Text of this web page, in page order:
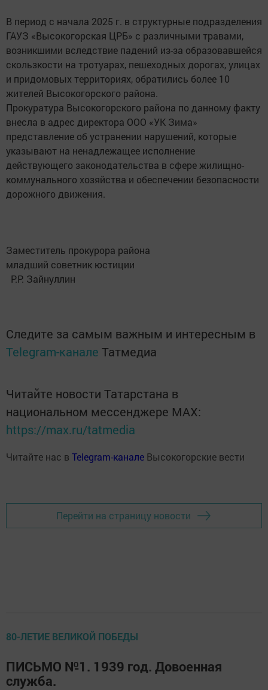
В период с начала 2025 г. в структурные подразделения
ГАУЗ «Высокогорская ЦРБ» с различными травами,
возникшими вследствие падений из-за образовавшейся
скользкости на тротуарах, пешеходных дорогах, улицах
и придомовых территориях, обратились более 10
жителей Высокогорского района.
Прокуратура Высокогорского района по данному факту
внесла в адрес директора ООО «УК Зима»
представление об устранении нарушений, которые
указывают на ненадлежащее исполнение
действующего законодательства в сфере жилищно-
коммунального хозяйства и обеспечении безопасности
дорожного движения.
Заместитель прокурора района
младший советник юстиции
Р.Р. Зайнуллин
Следите за самым важным и интересным в
Telegram-канале Татмедиа
Читайте новости Татарстана в
национальном мессенджере MАХ:
https://max.ru/tatmedia
Читайте нас в Telegram-канале Высокогорские вести
Перейти на страницу новости
80-ЛЕТИЕ ВЕЛИКОЙ ПОБЕДЫ
ПИСЬМО №1. 1939 год. Довоенная
служба.